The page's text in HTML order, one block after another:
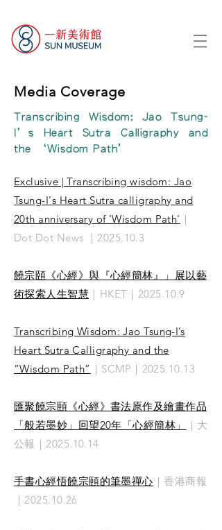
Media Coverage
Transcribing Wisdom: Jao Tsung-
I’s Heart Sutra Calligraphy and
the ‘Wisdom Path’
Exclusive | Transcribing wisdom: Jao
Tsung-I's Heart Sutra calligraphy and
20th anniversary of 'Wisdom Path' ｜
Dot Dot News ｜2025.10.3
饒宗頤《心經》與『心經簡林』」展以藝
術探索人生智慧 ｜HKET｜2025.10.9
Transcribing Wisdom: Jao Tsung-I’s
Heart Sutra Calligraphy and the
“Wisdom Path” ｜SCMP｜2025.10.13
匯聚饒宗頤《心經》書法原作及繪畫作品
「般若墨妙」回望20年「心經簡林」
｜大
公報｜2025.10.14
手書心經悟饒宗頤的筆墨禪心 ｜香港商報
｜2025.10.26